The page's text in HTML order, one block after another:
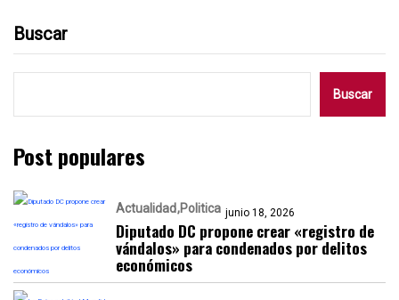
Buscar
Buscar
Post populares
Actualidad Politica junio 18, 2026
Diputado DC propone crear «registro de
vándalos» para condenados por delitos
económicos